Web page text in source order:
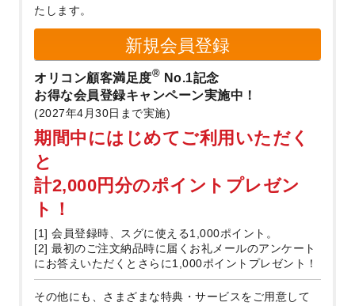
たします。
新規会員登録
オリコン顧客満足度® No.1記念
お得な会員登録キャンペーン実施中！
(2027年4月30日まで実施)
期間中にはじめてご利用いただく
と
計2,000円分のポイントプレゼン
ト！
[1] 会員登録時、スグに使える1,000ポイント。
[2] 最初のご注文納品時に届くお礼メールのアンケート
にお答えいただくとさらに1,000ポイントプレゼント！
その他にも、さまざまな特典・サービスをご用意して